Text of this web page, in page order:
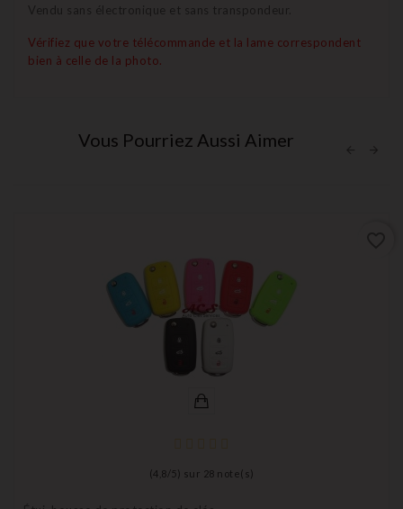
Vendu sans électronique et sans transpondeur.
Vérifiez que votre télécommande et la lame correspondent
bien à celle de la photo.
Vous Pourriez Aussi Aimer
(4,8 / 5) sur 28 note(s)